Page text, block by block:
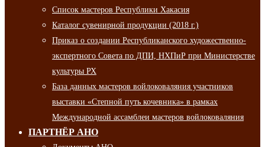
Список мастеров Республики Хакасия
Каталог сувенирной продукции (2018 г.)
Приказ о создании Республиканского художественно-
экспертного Совета по ДПИ, НХПиР при Министерстве
культуры РХ
База данных мастеров войлоковаляния участников
выставки «Степной путь кочевника» в рамках
Международной ассамблеи мастеров войлоковаляния
ПАРТНЁР АНО